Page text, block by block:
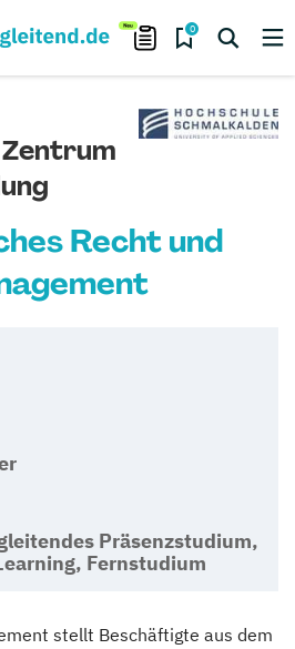
0
Recht und
Präsenzstudium,
Fernstudium
stellt Beschäftigte aus dem